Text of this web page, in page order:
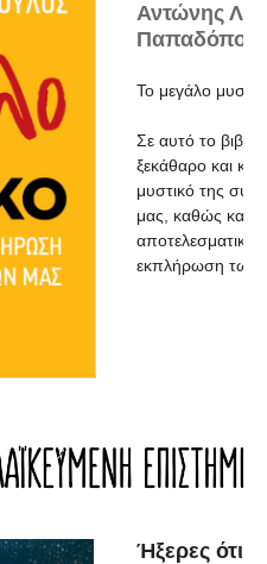
Αντώνης
Το μεγάλο
Σε αυτό το
ξεκάθαρο και
μυστικό της
μας, καθώς και
αποτελεσματική
εκπλήρωση των
Ήξερες ότι...